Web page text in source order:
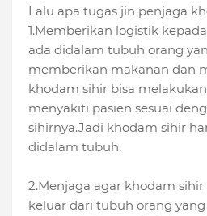
Lalu apa tugas jin penjaga
1.Memberikan logistik
ada didalam tubuh orang
memberikan makanan dan
khodam sihir bisa
menyakiti pasien sesuai
sihirnya.Jadi khodam sihir
didalam tubuh.
2.Menjaga agar khodam
keluar dari tubuh orang